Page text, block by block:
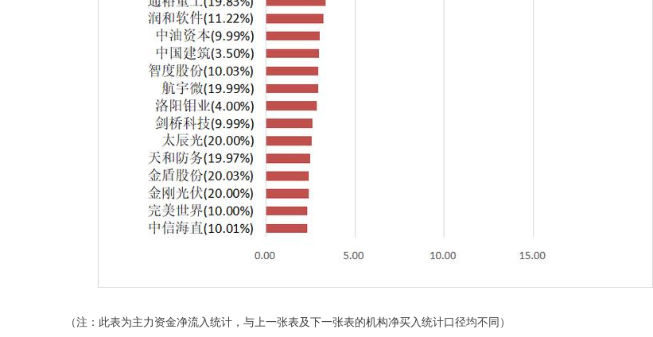
（注：此表为主力资金净流入统计，与上一张表及下一张表的机构净买入统计口径均不同）